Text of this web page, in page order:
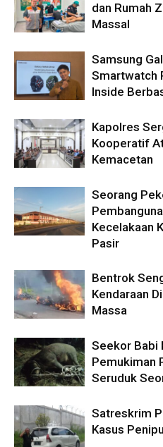
dan Rumah
Massal
Samsung
Smartwatch
Inside
Kapolres
Kooperatif
Kemacetan
Seorang
Kecelakaan
Pasir
Bentrok
Kendaraan
Massa
Seekor Babi
Pemukiman
Seruduk
Satreskrim
Kasus